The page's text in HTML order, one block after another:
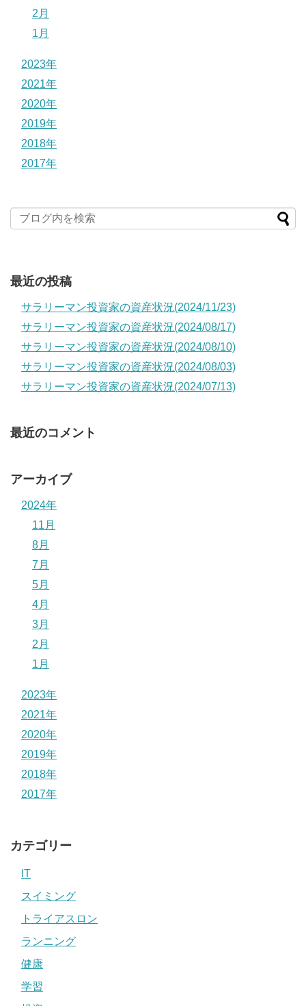
2月
1月
2023年
2021年
2020年
2019年
2018年
2017年
最近の投稿
サラリーマン投資家の資産状況(2024/11/23)
サラリーマン投資家の資産状況(2024/08/17)
サラリーマン投資家の資産状況(2024/08/10)
サラリーマン投資家の資産状況(2024/08/03)
サラリーマン投資家の資産状況(2024/07/13)
最近のコメント
アーカイブ
2024年
11月
8月
7月
5月
4月
3月
2月
1月
2023年
2021年
2020年
2019年
2018年
2017年
カテゴリー
IT
スイミング
トライアスロン
ランニング
健康
学習